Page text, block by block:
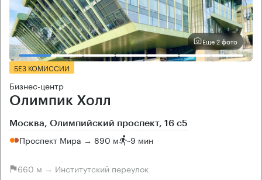
Еще 2 фото
БЕЗ КОМИССИИ
Бизнес-центр
Олимпик Холл
Москва, Олимпийский проспект, 16 с5
Проспект Мира → 890 м ~9 мин
660 м → Институтский переулок